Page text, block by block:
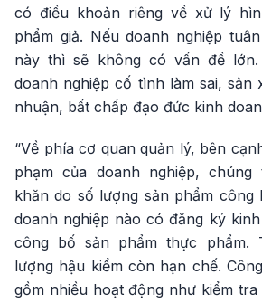
có điều khoản riêng về xử lý
phẩm giả. Nếu doanh nghiệp
này thì sẽ không có vấn đề
doanh nghiệp cố tình làm sai, sản
nhuận, bất chấp đạo đức kinh
“Về phía cơ quan quản lý, bên
phạm của doanh nghiệp,
khăn do số lượng sản phẩm công
doanh nghiệp nào có đăng ký
công bố sản phẩm thực phẩm.
lượng hậu kiểm còn hạn chế.
gồm nhiều hoạt động như kiểm